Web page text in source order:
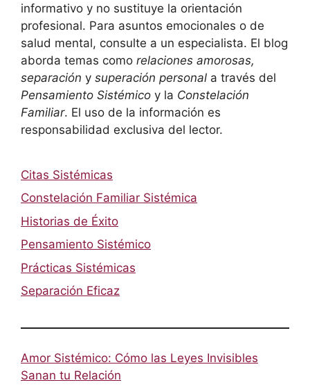
informativo y no sustituye la orientación
profesional. Para asuntos emocionales o de
salud mental, consulte a un especialista. El blog
aborda temas como relaciones amorosas,
separación y superación personal a través del
Pensamiento Sistémico y la Constelación
Familiar. El uso de la información es
responsabilidad exclusiva del lector.
Citas Sistémicas
Constelación Familiar Sistémica
Historias de Éxito
Pensamiento Sistémico
Prácticas Sistémicas
Separación Eficaz
Amor Sistémico: Cómo las Leyes Invisibles
Sanan tu Relación